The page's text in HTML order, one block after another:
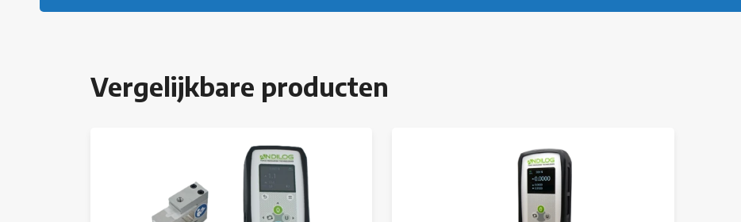
Vergelijkbare producten